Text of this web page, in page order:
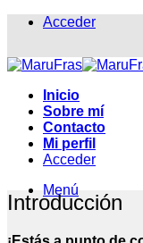
Saltar Acceder
Inicio
Sobre mí
Contacto
Mi perfil
Acceder
Menú
Introducción